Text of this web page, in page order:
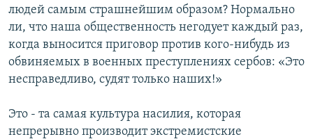
людей самым страшнейшим образом? Нормально
ли, что наша общественность негодует каждый раз,
когда выносится приговор против кого-нибудь из
обвиняемых в военных преступлениях сербов: «Это
несправедливо, судят только наших!»
Это - та самая культура насилия, которая
непрерывно производит экстремистские